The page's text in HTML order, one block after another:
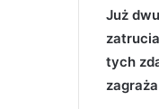
Już
tych